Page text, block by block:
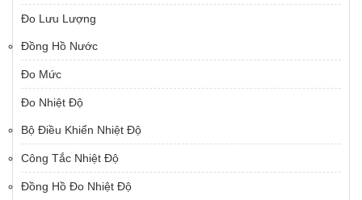
Đo Lưu Lượng
Đồng Hồ Nước
Đo Mức
Đo Nhiệt Độ
Bộ Điều Khiển Nhiệt Độ
Công Tắc Nhiệt Độ
Đồng Hồ Đo Nhiệt Độ